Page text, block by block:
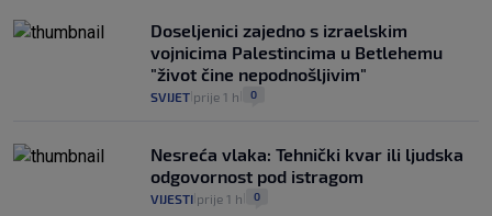
Doseljenici zajedno s izraelskim
vojnicima Palestincima u Betlehemu
"život čine nepodnošljivim"
SVIJET prije 1 h 0
Nesreća vlaka: Tehnički kvar ili ljudska
odgovornost pod istragom
VIJESTI prije 1 h 0